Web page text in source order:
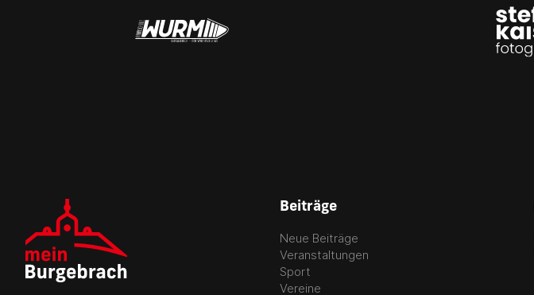
Beiträge
Neue Beiträge
Veranstaltungen
Sport
Vereine